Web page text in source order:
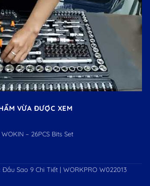
VỪA ĐƯỢC XEM
– 26PCS Bits Set
Đầu Sao 9 Chi Tiết | WORKPRO W022013